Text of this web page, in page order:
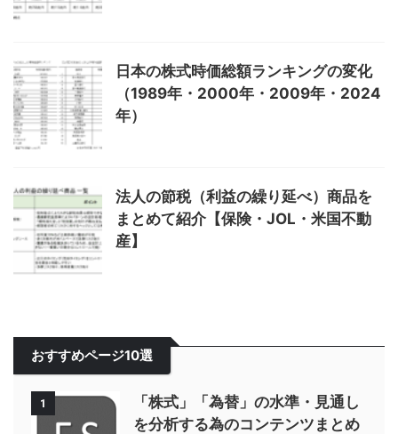
日本の株式時価総額ランキングの変化
（1989年・2000年・2009年・2024
年）
法人の節税（利益の繰り延べ）商品を
まとめて紹介【保険・JOL・米国不動
産】
おすすめページ10選
1
「株式」「為替」の水準・見通し
を分析する為のコンテンツまとめ